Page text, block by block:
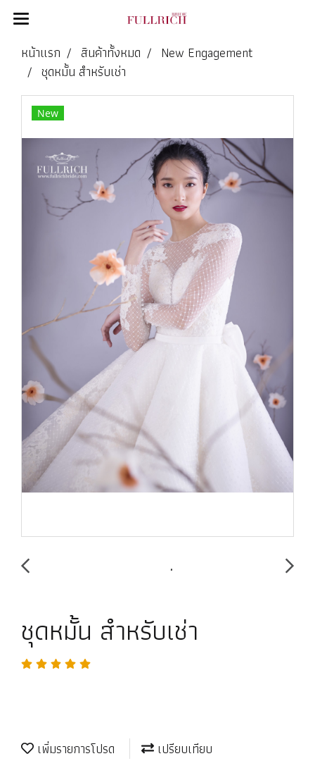
หน้าแรก สินค้าทั้งหมด
New Engagement
ชุดหมั้น สำหรับเช่า
New
ชุดหมั้น สำหรับเช่า
เพิ่มรายการโปรด
เปรียบเทียบ